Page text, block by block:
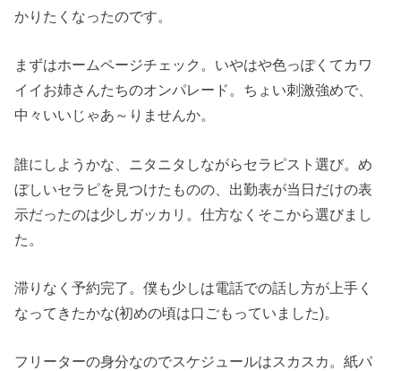
かりたくなったのです。
まずはホームページチェック。いやはや色っぽくてカワ
イイお姉さんたちのオンパレード。ちょい刺激強めで、
中々いいじゃあ～りませんか。
誰にしようかな、ニタニタしながらセラピスト選び。め
ぼしいセラピを見つけたものの、出勤表が当日だけの表
示だったのは少しガッカリ。仕方なくそこから選びまし
た。
滞りなく予約完了。僕も少しは電話での話し方が上手く
なってきたかな(初めの頃は口ごもっていました)。
フリーターの身分なのでスケジュールはスカスカ。紙パ